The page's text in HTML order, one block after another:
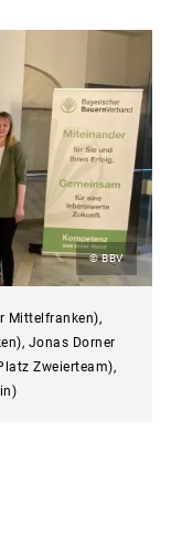
© BBV
Mittelfranken),
Jonas Dorner
Zweierteam),